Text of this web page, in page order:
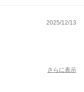
2025/12/13
さらに表示